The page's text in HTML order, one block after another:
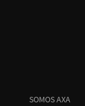
SOMOS AXA